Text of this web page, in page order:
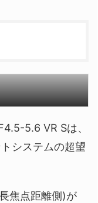
5.6 VR Sは、
システムの超望
焦点距離側)が